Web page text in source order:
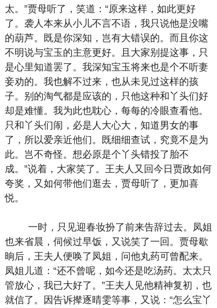
太。”贾母听了，笑道：“原来这样，如此更好
了。袭人本来从小儿不言不语，我只说他是没嘴
的葫芦。既是你深知，岂有大错误的。而且你这
不明说与宝玉的主意更好。且大家别提这事，只
是心里知道罢了。我深知宝玉将来也是个不听妻
妾劝的。我也解不过来，也从未见过这样的孩
子。别的淘气都是应该的，只他这种和丫头们好
却是难懂。我为此也耽心，每每的冷眼查看他。
只和丫头们闹，必是人大心大，知道男女的事
了，所以爱亲近他们。既细细查试，究竟不是为
此。岂不奇怪。想必原是个丫头错投了胎不
成。”说着，大家笑了。王夫人又回今日贾政如何
夸奖，又如何带他们逛去，贾母听了，更加喜
悦。
一时，只见迎春妆扮了前来告辞过去。凤姐
也来省晨，伺候过早饭，又说笑了一回。贾母歇
晌后，王夫人便唤了凤姐，问他丸药可曾配来。
凤姐儿道：“还不曾呢，如今还是吃汤药。太太只
管放心，我已大好了。”王夫人见他精神复初，也
就信了。因告诉撵逐晴雯等事，又说：“怎么宝丫